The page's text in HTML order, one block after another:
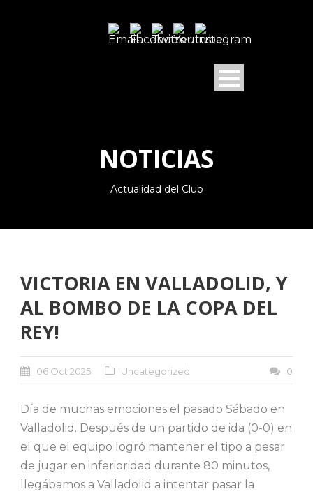
NOTICIAS
Actualidad del Club
VICTORIA EN VALLADOLID, Y
AL BOMBO DE LA COPA DEL
REY!
06 Oct 2025 Uncategorized 0
Día de muchas emociones el pasado Sábado en
Valladolid. Después de un partido de ida (0-0) en
el que el equipo logró mantener el tipo a pesar
de jugar en inferioridad durante 80 minutos,
llegábamos a Valladolid a intentar pasar la